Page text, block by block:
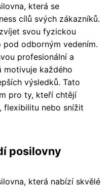
která se
cílů svých zákazníků.
svou fyzickou
odborným vedením.
profesionální a
motivuje každého
výsledků. Tato
pro ty, kteří chtějí
flexibilitu nebo snížit
posilovny
která nabízí skvělé